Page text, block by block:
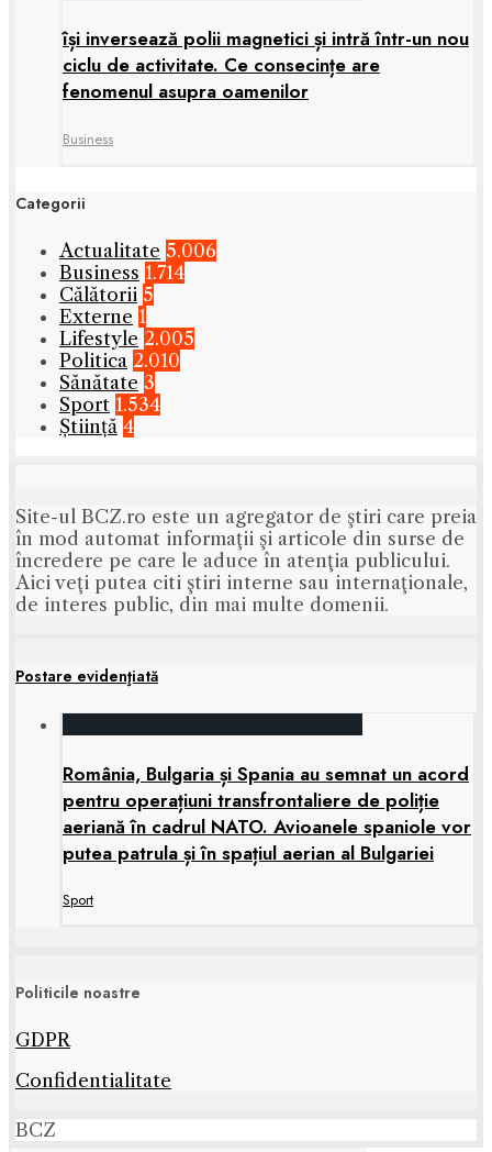
își inversează polii magnetici și intră într-un nou
ciclu de activitate. Ce consecințe are
fenomenul asupra oamenilor
Business
Categorii
Actualitate 5.006
Business 1.714
Călătorii 5
Externe 1
Lifestyle 2.005
Politica 2.010
Sănătate 3
Sport 1.534
Știință 4
Site-ul BCZ.ro este un agregator de ştiri care preia
în mod automat informaţii şi articole din surse de
încredere pe care le aduce în atenţia publicului.
Aici veţi putea citi ştiri interne sau internaţionale,
de interes public, din mai multe domenii.
Postare evidenţiată
România, Bulgaria și Spania au semnat un acord
pentru operațiuni transfrontaliere de poliție
aeriană în cadrul NATO. Avioanele spaniole vor
putea patrula și în spațiul aerian al Bulgariei
Sport
Politicile noastre
GDPR
Confidentialitate
BCZ